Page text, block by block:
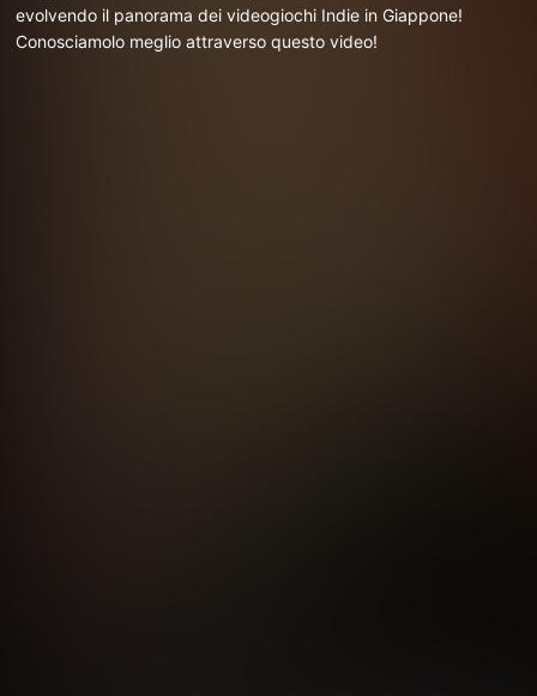
evolvendo il panorama dei videogiochi Indie in Giappone!
Conosciamolo meglio attraverso questo video!